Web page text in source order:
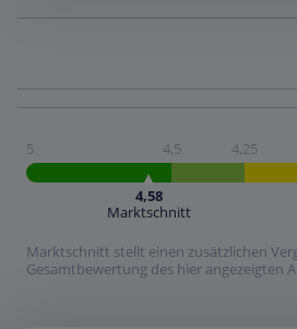
5 4,5 4,25
4,58
Marktschnitt
Marktschnitt stellt einen zusätzlichen
Gesamtbewertung des hier angezeigten